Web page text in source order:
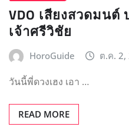
VDO เสียงสวดมน
เจ้าศรีวิชัย
HoroGuide ต.ค. 2,
วันนี้พี่ดวงเฮง เอา …
READ MORE